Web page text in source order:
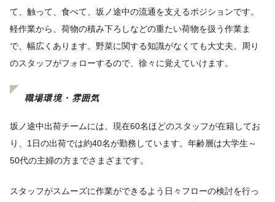
て、触って、食べて、坂ノ途中の流通を支えるポジションです。
軽作業から、荷物の積み下ろしなどの重たい荷物を扱う作業ま
で、幅広くあります。野菜に関する知識がなくても大丈夫。周り
のスタッフがフォローするので、徐々に覚えていけます。
職場環境・雰囲気
坂ノ途中出荷チームには、現在60名ほどのスタッフが在籍してお
り、1日の出荷では約40名が勤務しています。年齢層は大学生～
50代の主婦の方までさまざまです。
スタッフがスムーズに作業ができるよう日々フローの検討を行っ